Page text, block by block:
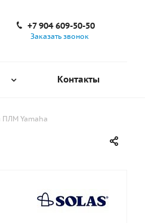
+7 904 609-50-50
Заказать звонок
Контакты
ПЛМ Yamaha